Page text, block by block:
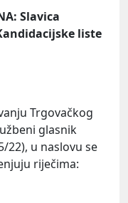
Slavica
liste
Trgovačkog
glasnik
22), u naslovu se
riječima: